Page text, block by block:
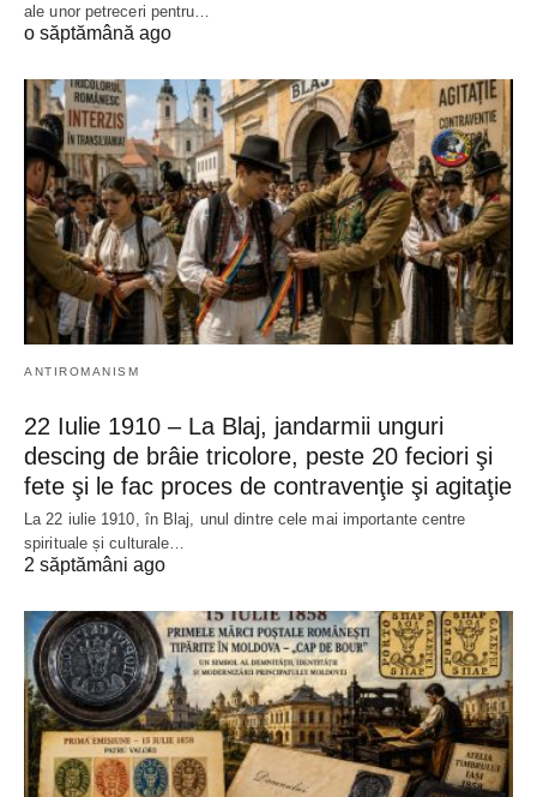
ale unor petreceri pentru…
o săptămână ago
ANTIROMANISM
22 Iulie 1910 – La Blaj, jandarmii unguri
descing de brâie tricolore, peste 20 feciori şi
fete şi le fac proces de contravenţie şi agitaţie
La 22 iulie 1910, în Blaj, unul dintre cele mai importante centre
spirituale și culturale…
2 săptămâni ago